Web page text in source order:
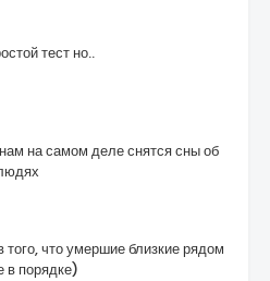
тест но..
на самом деле снятся сны об
того, что умершие близкие рядом
в порядке)